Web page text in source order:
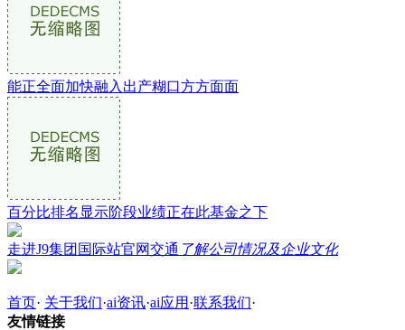
能正全面加快融入出产糊口方方面面
百分比排名显示阶段业绩正在此基金之下
走进J9集团国际站官网交通 了解公司情况及企业文化
首页· 关于我们·ai资讯·ai应用 ·联系我们·
友情链接